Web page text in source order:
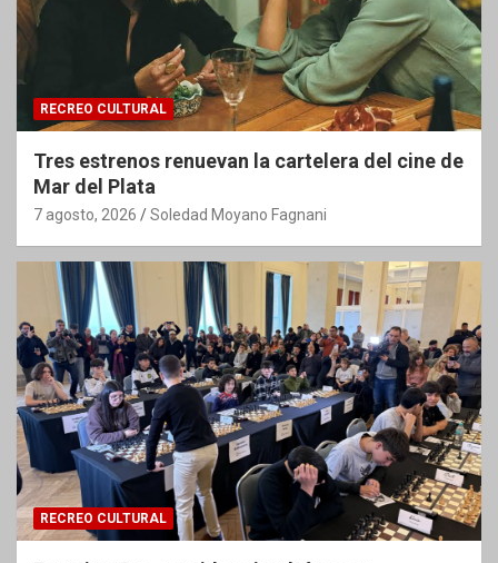
RECREO CULTURAL
Tres estrenos renuevan la cartelera del cine de
Mar del Plata
7 agosto, 2026 Soledad Moyano Fagnani
RECREO CULTURAL